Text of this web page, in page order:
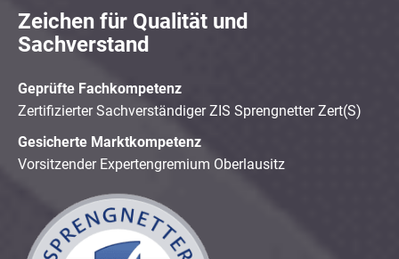
Zeichen für Qualität und
Sachverstand
Geprüfte Fachkompetenz
Zertifizierter Sachverständiger ZIS Sprengnetter Zert(S)
Gesicherte Marktkompetenz
Vorsitzender Expertengremium Oberlausitz